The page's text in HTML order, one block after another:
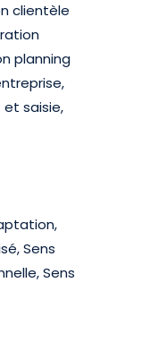
clientèle
planning
saisie,
Sens
Sens